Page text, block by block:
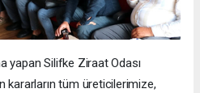
yapan Silifke Ziraat Odası
kararların tüm üreticilerimize,